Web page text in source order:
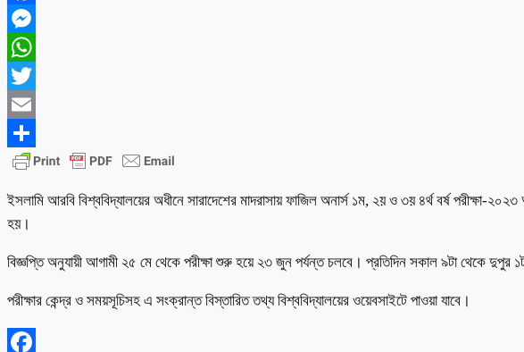
Facebook
Messenger
WhatsApp
Twitter
Email
Share
ইসলামি আরবি বিশ্ববিদ্যালয়ের অধীনে সারাদেশের মাদরাসায় ফাজিল অনার্স ১ম, ২য় ও ৩য় ৪র্থ বর্ষ পরীক্ষা-
হয়।
বিজ্ঞপ্তি অনুযায়ী আগামী ২৫ মে থেকে পরীক্ষা শুরু হয়ে ২৩ জুন পর্যন্ত চলবে। প্রতিদিন সকাল ৯টা থেকে দুপুর
পরীক্ষার কেন্দ্র ও সময়সূচিসহ এ সংক্রান্ত বিস্তারিত তথ্য বিশ্ববিদ্যালয়ের ওয়েবসাইটে পাওয়া যাবে।